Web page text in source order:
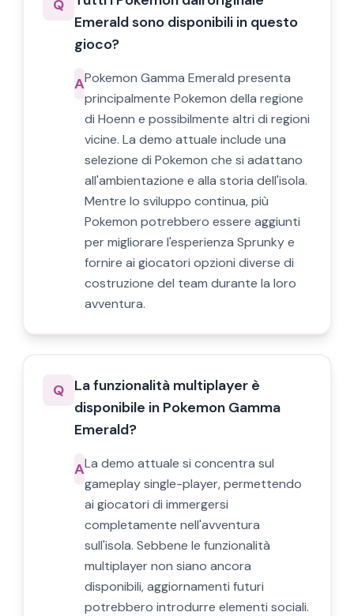
Q
Emerald sono disponibili in questo
gioco?
APokemon Gamma Emerald presenta
principalmente Pokemon della regione
di Hoenn e possibilmente altri di regioni
vicine. La demo attuale include una
selezione di Pokemon che si adattano
all'ambientazione e alla storia dell'isola.
Mentre lo sviluppo continua, più
Pokemon potrebbero essere aggiunti
per migliorare l'esperienza Sprunky e
fornire ai giocatori opzioni diverse di
costruzione del team durante la loro
avventura.
Q La funzionalità multiplayer è
disponibile in Pokemon Gamma
Emerald?
ALa demo attuale si concentra sul
gameplay single-player, permettendo
ai giocatori di immergersi
completamente nell'avventura
sull'isola. Sebbene le funzionalità
multiplayer non siano ancora
disponibili, aggiornamenti futuri
potrebbero introdurre elementi sociali.